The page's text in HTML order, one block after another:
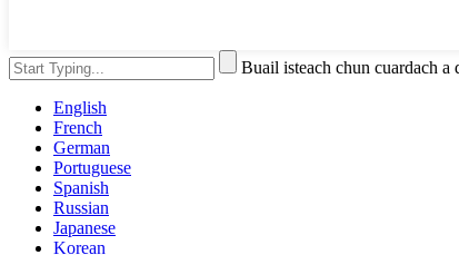
Buail isteach chun cuardach a
English
French
German
Portuguese
Spanish
Russian
Japanese
Korean